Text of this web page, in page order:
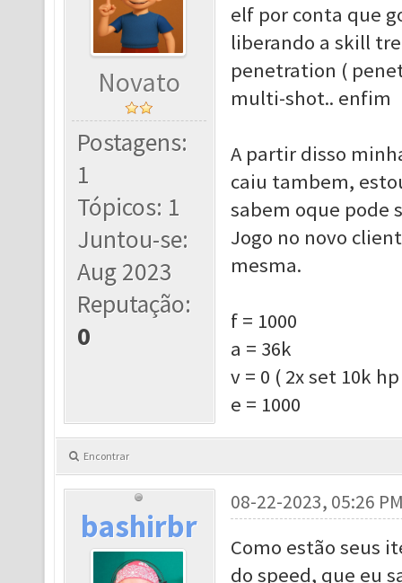
Novato
Postagens:
1
Tópicos: 1
Juntou-se:
Aug 2023
Reputação:
0
elf por conta que
liberando a skill
penetration (
multi-shot.. enfim
A partir disso
caiu tambem,
sabem oque pode
Jogo no novo
mesma.
f = 1000
a = 36k
v = 0 ( 2x set 10k
e = 1000
Encontrar
bashirbr
08-22-2023, 05:26
Como estão seus
do speed, que eu